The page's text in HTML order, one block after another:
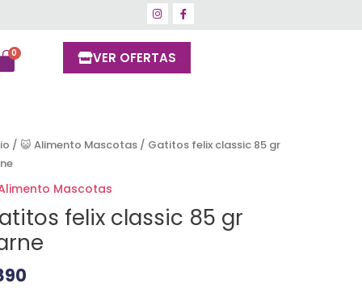
VER OFERTAS
/😺 Alimento Mascotas / Gatitos felix classic 85 gr
Mascotas
felix classic 85 gr